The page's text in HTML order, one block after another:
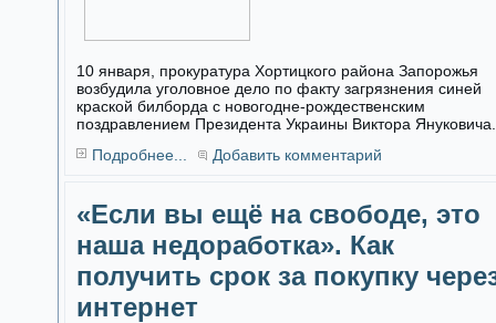
10 января, прокуратура Хортицкого района Запорожья
возбудила уголовное дело по факту загрязнения синей
краской билборда с новогодне-рождественским
поздравлением Президента Украины Виктора Януковича.
Подробнее...
Добавить комментарий
«Если вы ещё на свободе, это
наша недоработка». Как
получить срок за покупку
интернет